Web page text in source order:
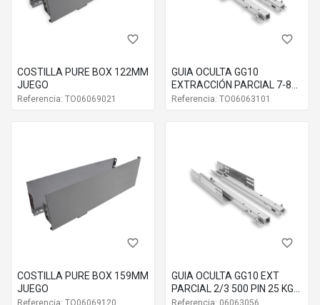
06069081
06069083
06069084
favorite_border
COSTILLA PURE BOX 122MM
JUEGO
Referencia: TO06069021
favorite_border
GUIA OCULTA GG10
EXTRACCIÓN PARCIAL 7-8
25KG JUEGO
Referencia: TO06063101
favorite_border
COSTILLA PURE BOX 159MM
JUEGO
Referencia: TO06069120
favorite_border
GUIA OCULTA GG10 EXT
PARCIAL 2/3 500 PIN 25 KG
JG
Referencia: 06063056